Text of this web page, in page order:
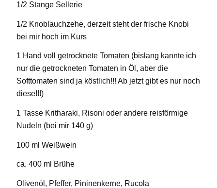
1/2 Stange Sellerie
1/2 Knoblauchzehe, derzeit steht der frische Knobi
bei mir hoch im Kurs
1 Hand voll getrocknete Tomaten (bislang kannte ich
nur die getrockneten Tomaten in Öl, aber die
Softtomaten sind ja köstlich!!! Ab jetzt gibt es nur noch
diese!!!)
1 Tasse Kritharaki, Risoni oder andere reisförmige
Nudeln (bei mir 140 g)
100 ml Weißwein
ca. 400 ml Brühe
Olivenöl, Pfeffer, Pininenkerne, Rucola